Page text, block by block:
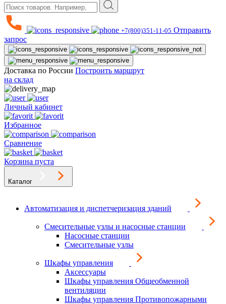
+7(800)351-11-05 Отправить
запрос
Доставка по России Построить маршрут
на склад
Личный кабинет
Избранное
Сравнение
Корзина пуста
Каталог
Автоматизация и диспетчеризация зданий
Смесительные узлы и насосные станции
Насосные станции
Смесительные узлы
Шкафы управления
Аксессуары
Шкафы управления Общеобменной
вентиляции
Шкафы управления Противопожарными